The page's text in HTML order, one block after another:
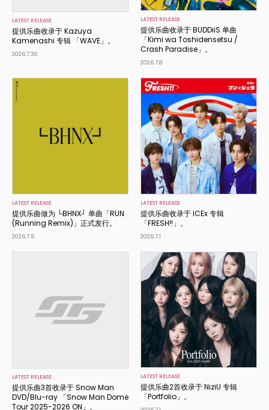
LATEST RELEASE
提供乐曲收录于 Kazuya
Kamenashi 专辑 「WAVE」。
2026.7.30
LATEST RELEASE
提供乐曲收录于 BUDDiiS 单曲
「Kimi wa Toshidensetsu /
Crash Paradise」。
2026.7.8
LATEST RELEASE
提供乐曲做为 └BHNX┘ 单曲「RUN
(Running Remix)」正式发行。
2026.7.5
LATEST RELEASE
提供乐曲收录于 ICEx 专辑
「FRESH!!」。
2026.7.1
LATEST RELEASE
提供乐曲3首收录于 Snow Man
DVD/Blu-ray 「Snow Man Dome
Tour 2025-2026 ON」。
LATEST RELEASE
提供乐曲2首收录于 NiziU 专辑
「Portfolio」。